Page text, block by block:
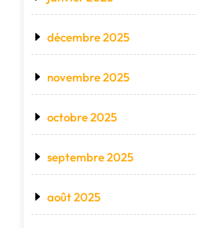
décembre 2025
novembre 2025
octobre 2025
septembre 2025
août 2025